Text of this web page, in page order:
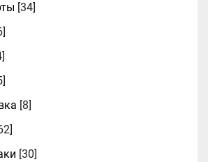
[34]
[8]
[30]